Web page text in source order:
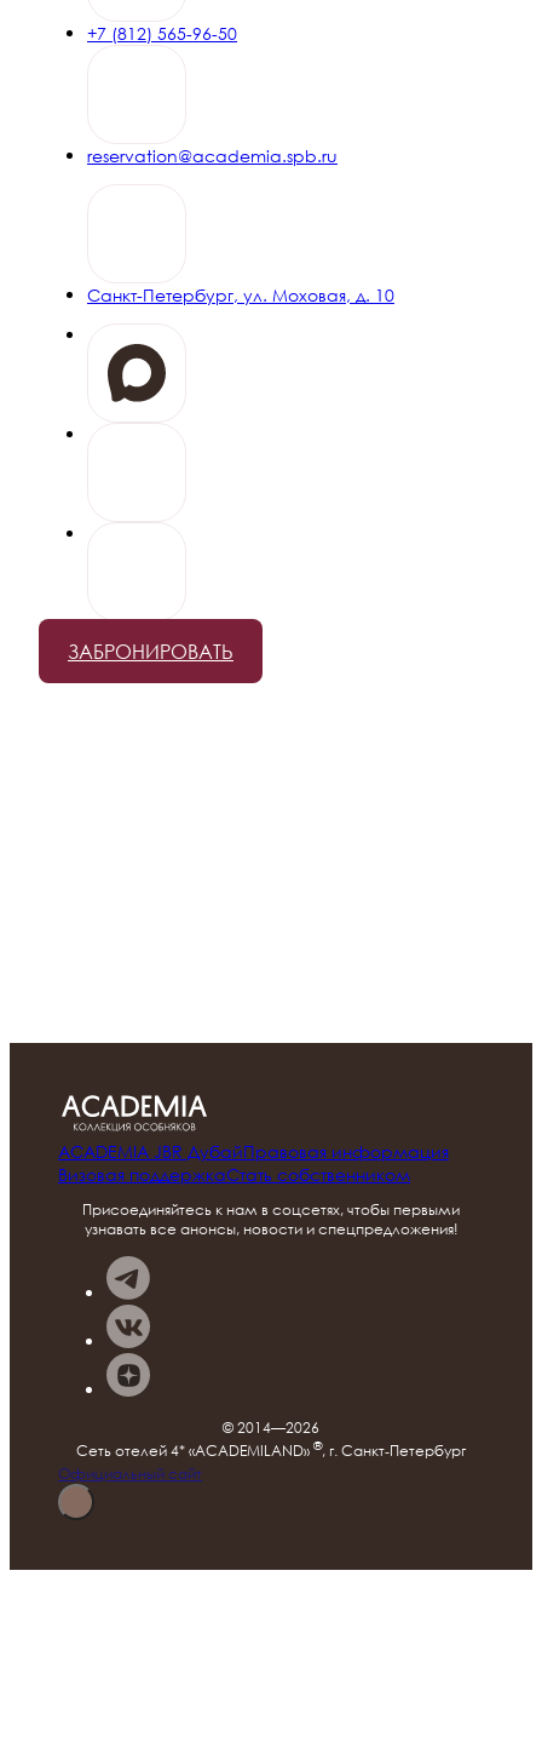
ПОДРОБНЕЕ
ПОДРОБНЕЕ
День рождения
Специальные привилегии для именинников и скидка 15% от
2 ночей
Свадебное предложение
особняке
ПОДРОБНЕЕ
+7 (812) 565-96-50
reservation@academia.spb.ru
Санкт-Петербург, ул. Моховая, д. 10
ЗАБРОНИРОВАТЬ
ACADEMIA JBR ДубайПравовая информация
Визовая поддержкаСтать собственником
Присоединяйтесь к нам в соцсетях, чтобы первыми
узнавать все анонсы, новости и спецпредложения!
© 2014—2026
Сеть отелей 4* «ACADEMILAND» ®, г. Санкт‑Петербург
Официальный сайт